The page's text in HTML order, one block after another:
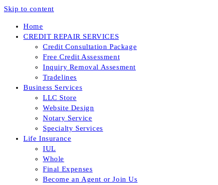
Skip to content
Home
CREDIT REPAIR SERVICES
Credit Consultation Package
Free Credit Assessment
Inquiry Removal Assesment
Tradelines
Business Services
LLC Store
Website Design
Notary Service
Specialty Services
Life Insurance
IUL
Whole
Final Expenses
Become an Agent or Join Us